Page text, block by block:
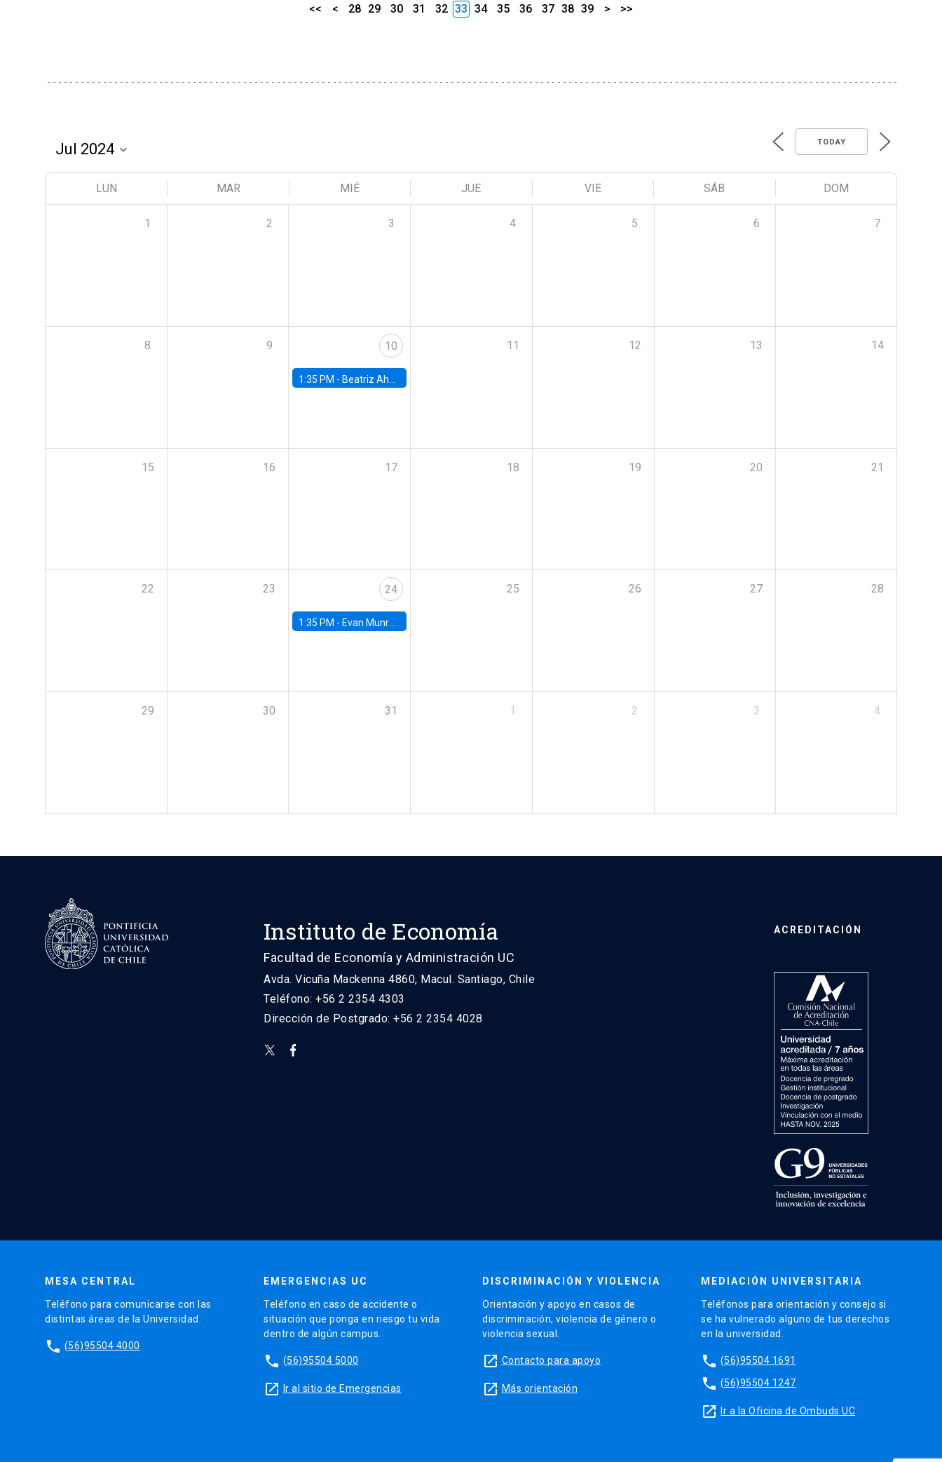
<< < 28 29 30 31 32 33 34 35 36 37 38 39 > >>
TODAY
LUN MAR MIÉ JUE VIE SÁB DOM
1 2 3 4 5 6 7
8 9 10
1:35 PM - Beatriz Ahumada, PhD candidate, Universidad de Pittsburgh
11 12 13 14
15 16 17 18 19 20 21
22 23 24
1:35 PM - Evan Munro, Neyman Visiting Assistant Professor in the Department of Statistics at UC Berkeley
25 26 27 28
29 30 31 1 2 3 4
Instituto de Economía
Facultad de Economía y Administración UC
Avda. Vicuña Mackenna 4860, Macul. Santiago, Chile
Teléfono: +56 2 2354 4303
Dirección de Postgrado: +56 2 2354 4028
ACREDITACIÓN
MESA CENTRAL
Teléfono para comunicarse con las
distintas áreas de la Universidad.
phone (56)95504 4000
EMERGENCIAS UC
Teléfono en caso de accidente o
situación que ponga en riesgo tu vida
dentro de algún campus.
phone (56)95504 5000
launch Ir al sitio de Emergencias
DISCRIMINACIÓN Y VIOLENCIA
Orientación y apoyo en casos de
discriminación, violencia de género o
violencia sexual.
launch Contacto para apoyo
launch Más orientación
MEDIACIÓN UNIVERSITARIA
Teléfonos para orientación y consejo si
se ha vulnerado alguno de tus derechos
en la universidad.
phone (56)95504 1691
phone (56)95504 1247
launch Ir a la Oficina de Ombuds UC